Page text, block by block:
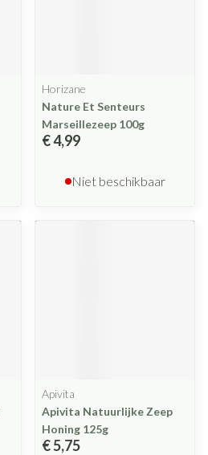
Horizane
Nature Et Senteurs
Marseillezeep 100g
€ 4,99
Niet beschikbaar
Apivita
Apivita Natuurlijke Zeep
Honing 125g
€ 5,75